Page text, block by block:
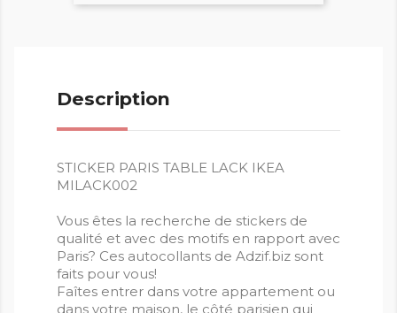
Description
STICKER PARIS TABLE LACK IKEA
MILACK002
Vous êtes la recherche de stickers de
qualité et avec des motifs en rapport avec
Paris? Ces autocollants de Adzif.biz sont
faits pour vous!
Faîtes entrer dans votre appartement ou
dans votre maison, le côté parisien qui